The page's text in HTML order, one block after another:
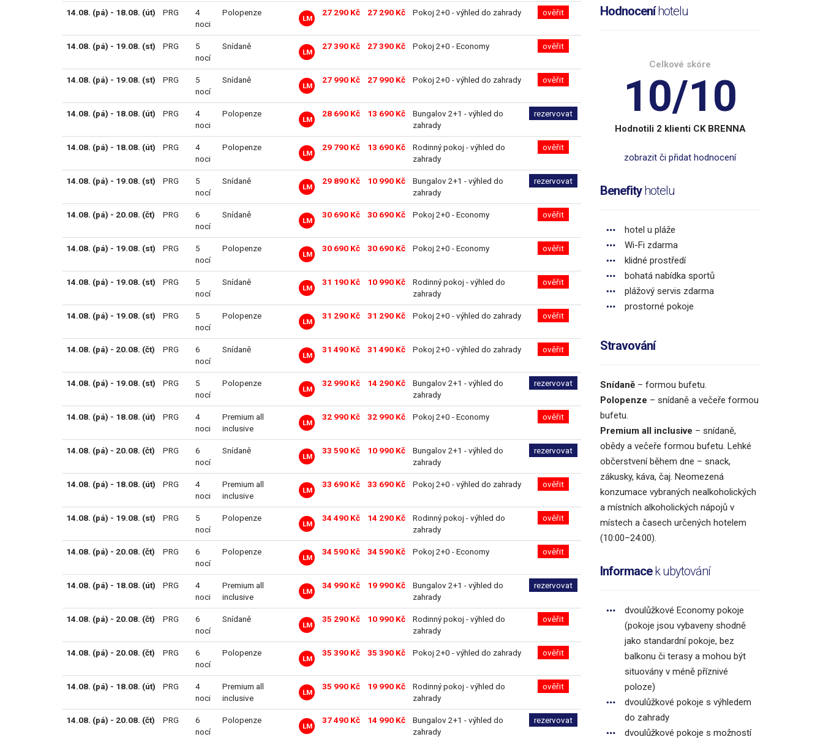
14.08. (pá) - 18.08. (út) PRG
4
noci
Polopenze
LM
27 290 Kč 27 290 Kč Pokoj 2+0 - výhled do zahrady ověřit
14.08. (pá) - 19.08. (st) PRG
5
nocí
Snídaně
LM
27 390 Kč 27 390 Kč Pokoj 2+0 - Economy ověřit
14.08. (pá) - 19.08. (st) PRG
5
nocí
Snídaně
LM
27 990 Kč 27 990 Kč Pokoj 2+0 - výhled do zahrady ověřit
14.08. (pá) - 18.08. (út) PRG
4
noci
Polopenze
LM
28 690 Kč 13 690 Kč
Bungalov 2+1 - výhled do
zahrady
rezervovat
14.08. (pá) - 18.08. (út) PRG
4
noci
Polopenze
LM
29 790 Kč 13 690 Kč
Rodinný pokoj - výhled do
zahrady
ověřit
14.08. (pá) - 19.08. (st) PRG
5
nocí
Snídaně
LM
29 890 Kč 10 990 Kč
Bungalov 2+1 - výhled do
zahrady
rezervovat
14.08. (pá) - 20.08. (čt) PRG
6
nocí
Snídaně
LM
30 690 Kč 30 690 Kč Pokoj 2+0 - Economy ověřit
14.08. (pá) - 19.08. (st) PRG
5
nocí
Polopenze
LM
30 690 Kč 30 690 Kč Pokoj 2+0 - Economy ověřit
14.08. (pá) - 19.08. (st) PRG
5
nocí
Snídaně
LM
31 190 Kč 10 990 Kč
Rodinný pokoj - výhled do
zahrady
ověřit
14.08. (pá) - 19.08. (st) PRG
5
nocí
Polopenze
LM
31 290 Kč 31 290 Kč Pokoj 2+0 - výhled do zahrady ověřit
14.08. (pá) - 20.08. (čt) PRG
6
nocí
Snídaně
LM
31 490 Kč 31 490 Kč Pokoj 2+0 - výhled do zahrady ověřit
14.08. (pá) - 19.08. (st) PRG
5
nocí
Polopenze
LM
32 990 Kč 14 290 Kč
Bungalov 2+1 - výhled do
zahrady
rezervovat
14.08. (pá) - 18.08. (út) PRG
4
noci
Premium all
inclusive
LM
32 990 Kč 32 990 Kč Pokoj 2+0 - Economy ověřit
14.08. (pá) - 20.08. (čt) PRG
6
nocí
Snídaně
LM
33 590 Kč 10 990 Kč
Bungalov 2+1 - výhled do
zahrady
rezervovat
14.08. (pá) - 18.08. (út) PRG
4
noci
Premium all
inclusive
LM
33 690 Kč 33 690 Kč Pokoj 2+0 - výhled do zahrady ověřit
14.08. (pá) - 19.08. (st) PRG
5
nocí
Polopenze
LM
34 490 Kč 14 290 Kč
Rodinný pokoj - výhled do
zahrady
ověřit
14.08. (pá) - 20.08. (čt) PRG
6
nocí
Polopenze
LM
34 590 Kč 34 590 Kč Pokoj 2+0 - Economy ověřit
14.08. (pá) - 18.08. (út) PRG
4
noci
Premium all
inclusive
LM
34 990 Kč 19 990 Kč
Bungalov 2+1 - výhled do
zahrady
rezervovat
14.08. (pá) - 20.08. (čt) PRG
6
nocí
Snídaně
LM
35 290 Kč 10 990 Kč
Rodinný pokoj - výhled do
zahrady
ověřit
14.08. (pá) - 20.08. (čt) PRG
6
nocí
Polopenze
LM
35 390 Kč 35 390 Kč Pokoj 2+0 - výhled do zahrady ověřit
14.08. (pá) - 18.08. (út) PRG
4
noci
Premium all
inclusive
LM
35 990 Kč 19 990 Kč
Rodinný pokoj - výhled do
zahrady
ověřit
14.08. (pá) - 20.08. (čt) PRG
6
nocí
Polopenze
LM
37 490 Kč 14 990 Kč
Bungalov 2+1 - výhled do
zahrady
rezervovat
Hodnoceníhotelu
Celkové skóre
10/10
Hodnotili 2 klienti CK BRENNA
zobrazit či přidat hodnocení
Benefityhotelu
hotel u pláže
Wi-Fi zdarma
klidné prostředí
bohatá nabídka sportů
plážový servis zdarma
prostorné pokoje
Stravování
Snídaně– formou bufetu.
Polopenze – snídaně a večeře formou
bufetu.
Premium all inclusive – snídaně,
obědy a večeře formou bufetu. Lehké
občerstvení během dne – snack,
zákusky, káva, čaj. Neomezená
konzumace vybraných nealkoholických
a místních alkoholických nápojů v
místech a časech určených hotelem
(10:00–24:00).
Informacek ubytování
dvoulůžkové Economy pokoje
(pokoje jsou vybaveny shodně
jako standardní pokoje, bez
balkonu či terasy a mohou být
situovány v méně příznivé
poloze)
dvoulůžkové pokoje s výhledem
do zahrady
dvoulůžkové pokoje s možností